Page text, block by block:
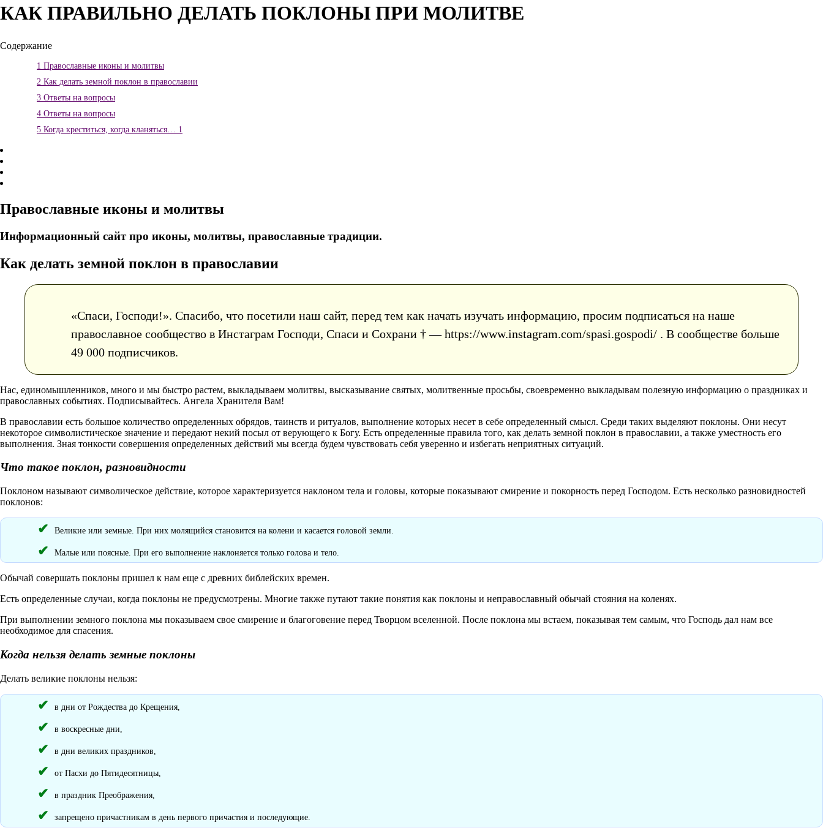
КАК ПРАВИЛЬНО ДЕЛАТЬ ПОКЛОНЫ ПРИ МОЛИТВЕ
Содержание
1 Православные иконы и молитвы
2 Как делать земной поклон в православии
3 Ответы на вопросы
4 Ответы на вопросы
5 Когда креститься, когда кланяться… 1
Православные иконы и молитвы
Информационный сайт про иконы, молитвы, православные традиции.
Как делать земной поклон в православии
«Спаси, Господи!». Спасибо, что посетили наш сайт, перед тем как начать изучать информацию, просим подписаться на наше
православное сообщество в Инстаграм Господи, Спаси и Сохрани † — https://www.instagram.com/spasi.gospodi/ . В сообществе больше
49 000 подписчиков.
Нас, единомышленников, много и мы быстро растем, выкладываем молитвы, высказывание святых, молитвенные просьбы, своевременно выкладывам полезную информацию о праздниках и
православных событиях. Подписывайтесь. Ангела Хранителя Вам!
В православии есть большое количество определенных обрядов, таинств и ритуалов, выполнение которых несет в себе определенный смысл. Среди таких выделяют поклоны. Они несут
некоторое символистическое значение и передают некий посыл от верующего к Богу. Есть определенные правила того, как делать земной поклон в православии, а также уместность его
выполнения. Зная тонкости совершения определенных действий мы всегда будем чувствовать себя уверенно и избегать неприятных ситуаций.
Что такое поклон, разновидности
Поклоном называют символическое действие, которое характеризуется наклоном тела и головы, которые показывают смирение и покорность перед Господом. Есть несколько разновидностей
поклонов:
Великие или земные. При них молящийся становится на колени и касается головой земли.
Малые или поясные. При его выполнение наклоняется только голова и тело.
Обычай совершать поклоны пришел к нам еще с древних библейских времен.
Есть определенные случаи, когда поклоны не предусмотрены. Многие также путают такие понятия как поклоны и неправославный обычай стояния на коленях.
При выполнении земного поклона мы показываем свое смирение и благоговение перед Творцом вселенной. После поклона мы встаем, показывая тем самым, что Господь дал нам все
необходимое для спасения.
Когда нельзя делать земные поклоны
Делать великие поклоны нельзя:
в дни от Рождества до Крещения,
в воскресные дни,
в дни великих праздников,
от Пасхи до Пятидесятницы,
в праздник Преображения,
запрещено причастникам в день первого причастия и последующие.